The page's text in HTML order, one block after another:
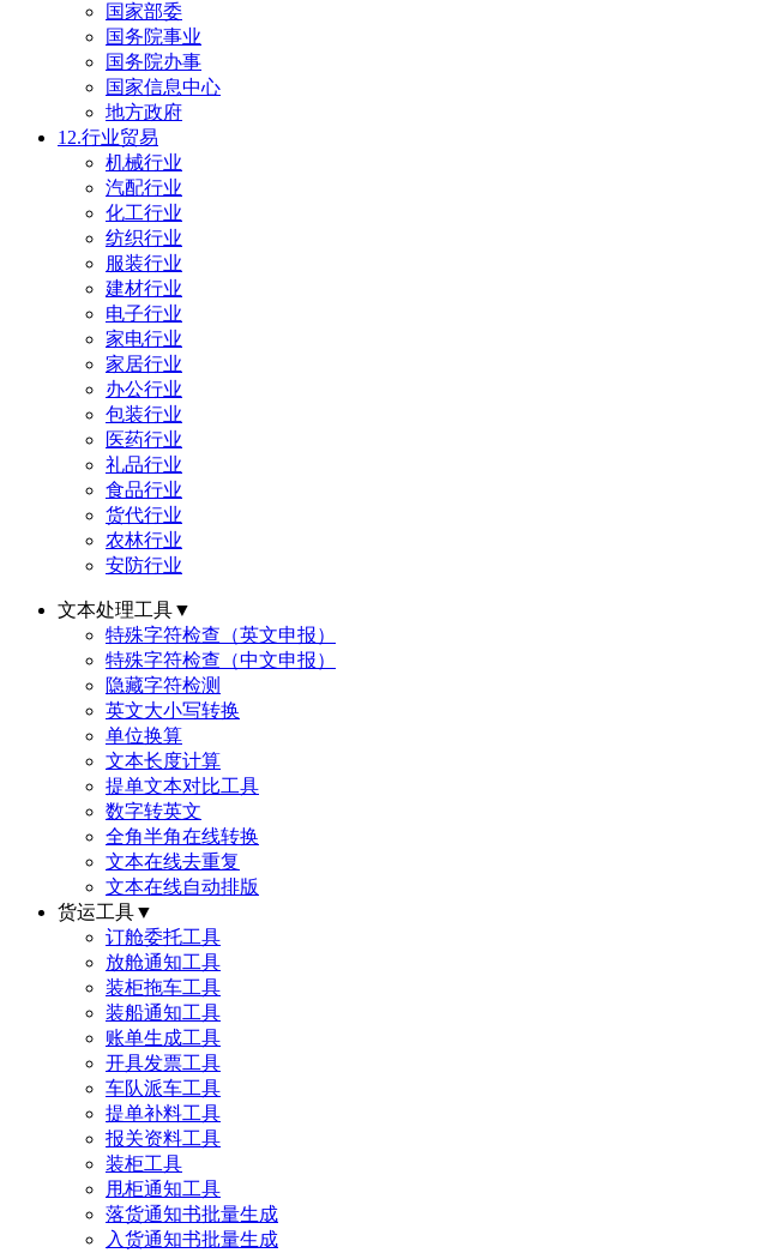
国家部委
国务院事业
国务院办事
国家信息中心
地方政府
12.行业贸易
机械行业
汽配行业
化工行业
纺织行业
服装行业
建材行业
电子行业
家电行业
家居行业
办公行业
包装行业
医药行业
礼品行业
食品行业
货代行业
农林行业
安防行业
文本处理工具▼
特殊字符检查（英文申报）
特殊字符检查（中文申报）
隐藏字符检测
英文大小写转换
单位换算
文本长度计算
提单文本对比工具
数字转英文
全角半角在线转换
文本在线去重复
文本在线自动排版
货运工具▼
订舱委托工具
放舱通知工具
装柜拖车工具
装船通知工具
账单生成工具
开具发票工具
车队派车工具
提单补料工具
报关资料工具
装柜工具
甩柜通知工具
落货通知书批量生成
入货通知书批量生成